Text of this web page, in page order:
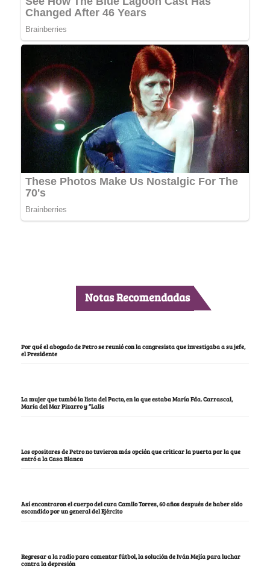
Notas Recomendadas
Por qué el abogado de Petro se reunió con la congresista que investigaba a su jefe,
el Presidente
La mujer que tumbó la lista del Pacto, en la que estaba María Fda. Carrascal,
María del Mar Pizarro y “Lalis
Los opositores de Petro no tuvieron más opción que criticar la puerta por la que
entró a la Casa Blanca
Así encontraron el cuerpo del cura Camilo Torres, 60 años después de haber sido
escondido por un general del Ejército
Regresar a la radio para comentar fútbol, la solución de Iván Mejía para luchar
contra la depresión